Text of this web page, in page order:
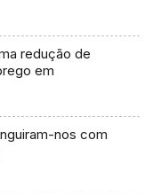
redução de
em
nos com